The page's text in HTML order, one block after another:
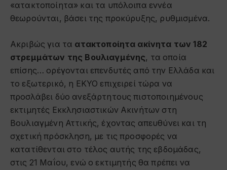
«ατακτοποίητα» και τα υπόλοιπα εννέα
θεωρούνται, βάσει της προκύρυξης, ρυθμισμένα.
Ακριβώς για τα ατακτοποίητα ακίνητα των 182
στρεμμάτων της Βουλιαγμένης, τα οποία
επίσης… ορέγονται επενδυτές από την Ελλάδα και
το εξωτερικό, η ΕΚΥΟ επιχειρεί τώρα να
προσλάβει δύο ανεξάρτητους πιστοποιημένους
εκτιμητές Εκκλησιαστικών Ακινήτων στη
Βουλιαγμένη Αττικής, έχοντας απευθύνει και τη
σχετική πρόσκληση, με τις προσφορές να
κατατίθενται στο τέλος αυτής της εβδομάδας,
στις 21 Μαΐου, ενώ ο εκτιμητής θα πρέπει να